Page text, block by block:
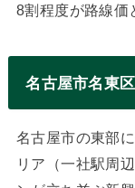
8割程度が路線価
名古屋市名東
名古屋市の東部
リア（一社駅周